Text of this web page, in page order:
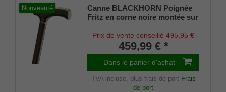
Nouveauté
Canne BLACKHORN Poignée
Fritz en corne noire montée sur
anneau décoratif en corne,
amortisseur en caoutchouc
inclus
Prix de vente conseillé 495,95 €
459,99 € *
Dans le panier d'achat
TVA incluse. plus frais de port Frais
de port